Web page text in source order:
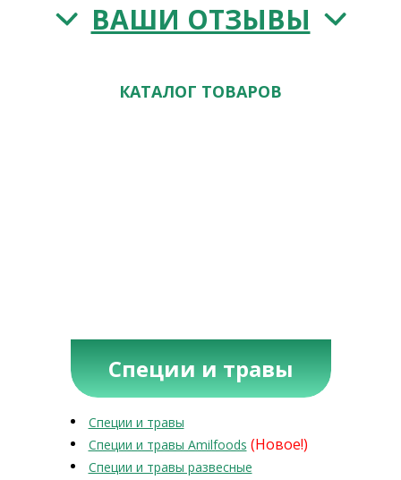
ВАШИ ОТЗЫВЫ
КАТАЛОГ ТОВАРОВ
Специи и травы
Специи и травы
Специи и травы Amilfoods (Новое!)
Специи и травы развесные